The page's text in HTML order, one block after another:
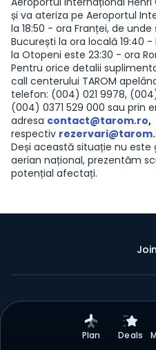
și va ateriza pe Aeroportul
la 18:50 - ora Franței, de
București la ora locală 19:40
la Otopeni este 23:30 - ora
Pentru orice detalii
call centerului TAROM
telefon: (004) 021 9978,
(004) 0371 529 000 sau prin
adresa contact@tarom.ro,
respectiv
Deși această situație nu
aerian național, prezentăm
potențial afectați.
Plan Deals